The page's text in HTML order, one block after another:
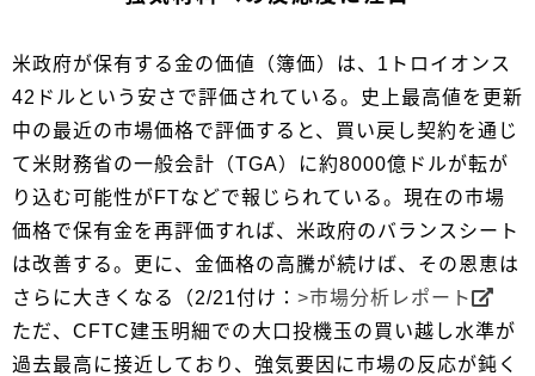
米政府が保有する金の価値（簿価）は、1トロイオンス
42ドルという安さで評価されている。史上最高値を更新
中の最近の市場価格で評価すると、買い戻し契約を通じ
て米財務省の一般会計（TGA）に約8000億ドルが転が
り込む可能性がFTなどで報じられている。現在の市場
価格で保有金を再評価すれば、米政府のバランスシート
は改善する。更に、金価格の高騰が続けば、その恩恵は
さらに大きくなる（2/21付け： >市場分析レポート
ただ、CFTC建玉明細での大口投機玉の買い越し水準が
過去最高に接近しており、強気要因に市場の反応が鈍く